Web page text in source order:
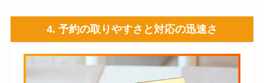
4. 予約の取りやすさと対応の迅速さ